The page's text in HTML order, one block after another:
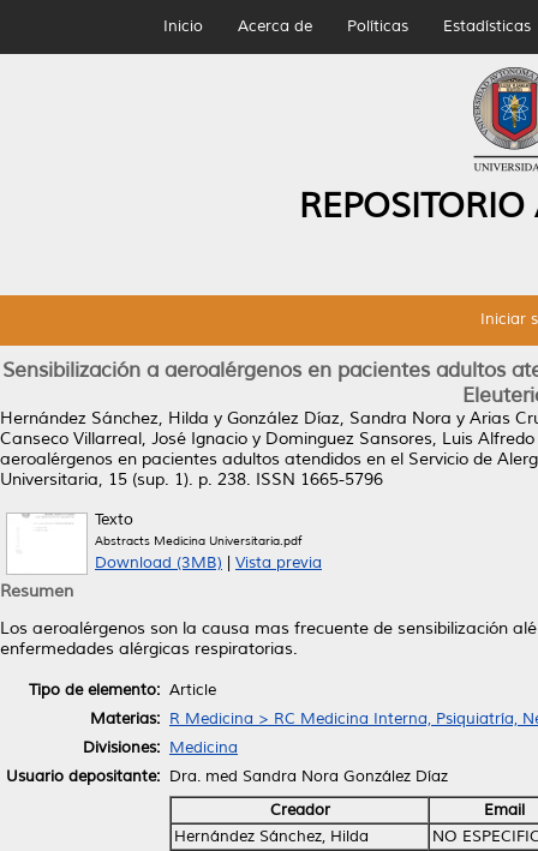
Inicio Acerca de Políticas Estadísticas
Iniciar
Sensibilización a aeroalérgenos en pacientes adultos
Hernández Sánchez, Hilda y González Díaz, Sandra Nora y Arias
Canseco Villarreal, José Ignacio y Dominguez Sansores, Luis Alfredo
aeroalérgenos en pacientes adultos atendidos en el Servicio de
Universitaria, 15 (sup. 1). p. 238. ISSN 1665-5796
Texto
Abstracts Medicina Universitaria.pdf
Download (3MB) Vista previa
Resumen
Los aeroalérgenos son la causa mas frecuente de sensibilización
enfermedades alérgicas respiratorias.
Tipo de elemento: Article
Materias: R Medicina > RC Medicina Interna, Psiquiatría,
Divisiones: Medicina
Usuario depositante: Dra. med Sandra Nora González Díaz
Creador
Email
Hernández Sánchez, Hilda
NO